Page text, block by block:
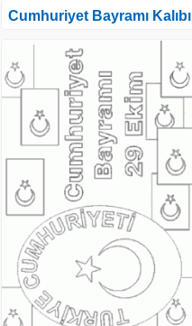
Cumhuriyet Bayramı Kalıbı